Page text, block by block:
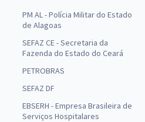
PM AL - Polícia Militar do Estado
de Alagoas
SEFAZ CE - Secretaria da
Fazenda do Estado do Ceará
PETROBRAS
SEFAZ DF
EBSERH - Empresa Brasileira de
Serviços Hospitalares